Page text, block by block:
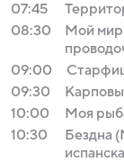
07:45
08:30
Мой мир
09:00
09:30
10:00
Моя
10:30
Бездна